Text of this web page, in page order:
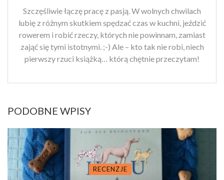
Szczęśliwie łączę pracę z pasją. W wolnych chwilach
lubię z różnym skutkiem spędzać czas w kuchni, jeździć
rowerem i robić rzeczy, których nie powinnam, zamiast
zająć się tymi istotnymi. ;-) Ale – kto tak nie robi, niech
pierwszy rzuci książką… którą chętnie przeczytam!
PODOBNE WPISY
RECENZJE